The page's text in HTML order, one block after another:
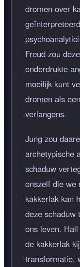
dromen over
Freud zou
onderdrukte
moeilijk kunt
dromen als
verlangens.
Jung zou
archetypische
schaduw
onszelf die we
kakkerlak kan
deze schaduw
ons leven.
de kakkerlak
transformatie,